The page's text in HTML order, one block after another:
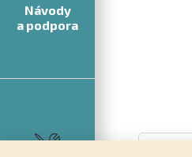
Návody
a podpora